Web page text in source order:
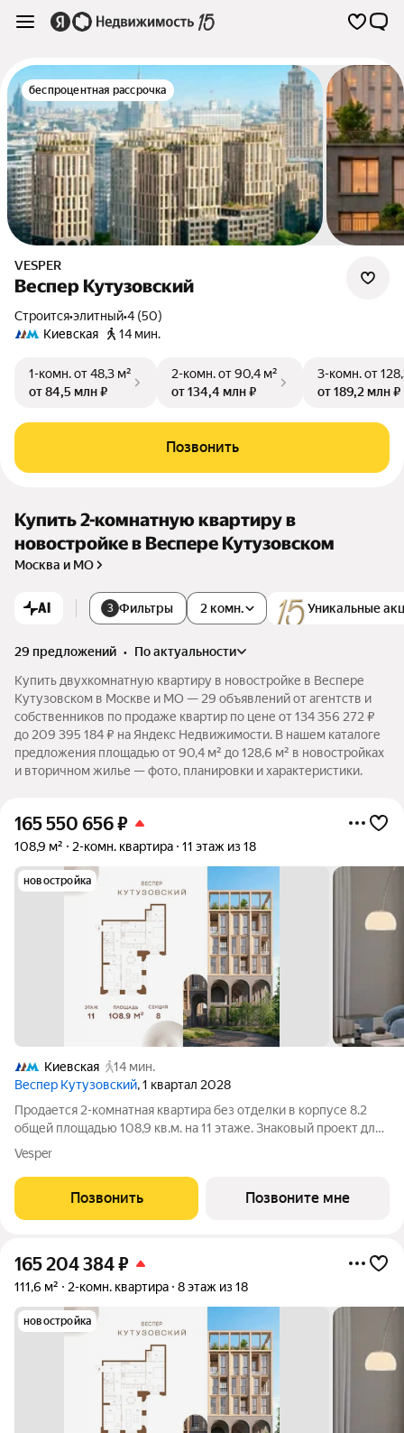
беспроцентная рассрочка
VESPER
Веспер Кутузовский
Строится•элитный•4 (50)
Киевская
14 мин.
1-комн.от 48,3 м²
от 84,5 млн ₽
2-комн.от 90,4 м²
от 134,4 млн ₽
3-комн.от
от 189,2 млн ₽
Позвонить
Купить 2-комнатную квартиру в
новостройке в Веспере Кутузовском
Москва и МО
AI 3 Фильтры Уникальные
2 комн.
29 предложений •
по актуальности
Купить двухкомнатную квартиру в новостройке в Веспере
Кутузовском в Москве и МО — 29 объявлений от агентств и
собственников по продаже квартир по цене от 134 356 272 ₽
до 209 395 184 ₽ на Яндекс Недвижимости. В нашем каталоге
предложения площадью от 90,4 м² до 128,6 м² в новостройках
и вторичном жилье — фото, планировки и характеристики.
165 550 656₽
108,9 м² 2-комн. квартира 11 этаж из 18
новостройка
Киевская
14 мин.
Веспер Кутузовский, 1 квартал 2028
Продается 2-комнатная квартира без отделки в корпусе 8.2
общей площадью 108,9 кв.м. на 11 этаже. Знаковый проект для
ценителей комфортной городской среды от Веспер. Квартал
площадью 3,7 га расположен на Кутузовском проспекте и
воплощает новую
Vesper
Позвонить Позвоните мне
165 204 384₽
111,6 м² 2-комн. квартира 8 этаж из 18
новостройка